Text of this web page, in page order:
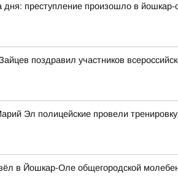
преступление произошло в йошкар-
поздравил участников
Эл полицейские провели
в Йошкар-Оле общегородской